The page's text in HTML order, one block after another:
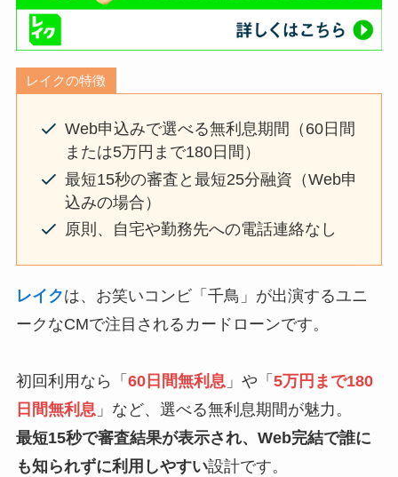
レイクの特徴
Web申込みで選べる無利息期間（60日間
または5万円まで180日間）
最短15秒の審査と最短25分融資（Web申
込みの場合）
原則、自宅や勤務先への電話連絡なし
レイクは、お笑いコンビ「千鳥」が出演するユニ
ークなCMで注目されるカードローンです。
初回利用なら「 60日間無利息」や「 5万円まで180
日間無利息」など、選べる無利息期間が魅力。
最短15秒で審査結果が表示され、Web完結で誰に
も知られずに利用しやすい設計です。